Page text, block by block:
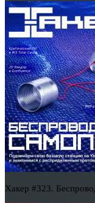
Хакер #323.